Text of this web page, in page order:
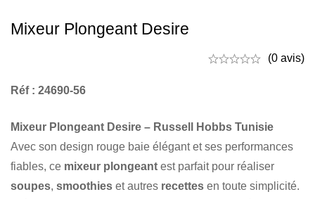
Mixeur Plongeant Desire
(0 avis)
Réf : 24690-56
Mixeur Plongeant Desire – Russell Hobbs Tunisie
Avec son design rouge baie élégant et ses performances
fiables, ce mixeur plongeant est parfait pour réaliser
soupes, smoothies et autres recettes en toute simplicité.